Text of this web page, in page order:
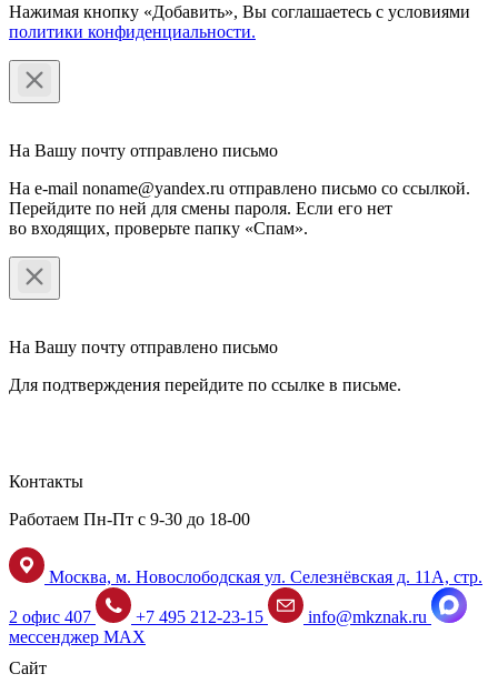
Нажимая кнопку «Добавить», Вы соглашаетесь c условиями
политики конфиденциальности.
На Вашу почту отправлено письмо
На e-mail noname@yandex.ru отправлено письмо со ссылкой.
Перейдите по ней для смены пароля. Если его нет
во входящих, проверьте папку «Спам».
На Вашу почту отправлено письмо
Для подтверждения перейдите по ссылке в письме.
Контакты
Работаем Пн-Пт с 9-30 до 18-00
Москва, м. Новослободская ул. Селезнёвская д. 11А, стр.
2 офис 407 +7 495 212-23-15
info@mkznak.ru
мессенджер MAX
Сайт